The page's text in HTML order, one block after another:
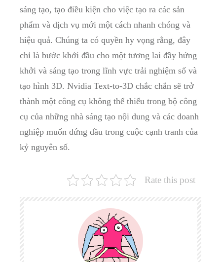
sáng tạo, tạo điều kiện cho việc tạo ra các sản
phẩm và dịch vụ mới một cách nhanh chóng và
hiệu quả. Chúng ta có quyền hy vọng rằng, đây
chỉ là bước khởi đầu cho một tương lai đầy hứng
khởi và sáng tạo trong lĩnh vực trải nghiệm số và
tạo hình 3D. Nvidia Text-to-3D chắc chắn sẽ trở
thành một công cụ không thể thiếu trong bộ công
cụ của những nhà sáng tạo nội dung và các doanh
nghiệp muốn đứng đầu trong cuộc cạnh tranh của
kỷ nguyên số.
Rate this post